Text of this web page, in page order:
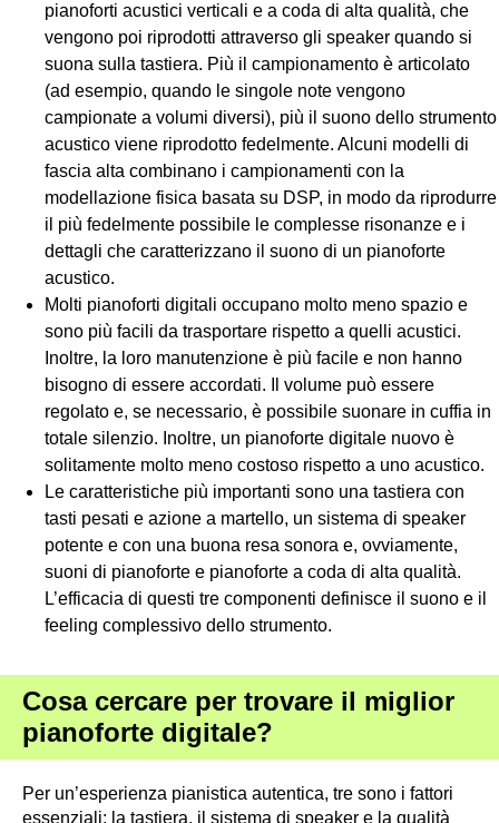
pianoforti acustici verticali e a coda di alta qualità, che
vengono poi riprodotti attraverso gli speaker quando si
suona sulla tastiera. Più il campionamento è articolato
(ad esempio, quando le singole note vengono
campionate a volumi diversi), più il suono dello strumento
acustico viene riprodotto fedelmente. Alcuni modelli di
fascia alta combinano i campionamenti con la
modellazione fisica basata su DSP, in modo da riprodurre
il più fedelmente possibile le complesse risonanze e i
dettagli che caratterizzano il suono di un pianoforte
acustico.
Molti pianoforti digitali occupano molto meno spazio e
sono più facili da trasportare rispetto a quelli acustici.
Inoltre, la loro manutenzione è più facile e non hanno
bisogno di essere accordati. Il volume può essere
regolato e, se necessario, è possibile suonare in cuffia in
totale silenzio. Inoltre, un pianoforte digitale nuovo è
solitamente molto meno costoso rispetto a uno acustico.
Le caratteristiche più importanti sono una tastiera con
tasti pesati e azione a martello, un sistema di speaker
potente e con una buona resa sonora e, ovviamente,
suoni di pianoforte e pianoforte a coda di alta qualità.
L’efficacia di questi tre componenti definisce il suono e il
feeling complessivo dello strumento.
Cosa cercare per trovare il miglior
pianoforte digitale?
Per un’esperienza pianistica autentica, tre sono i fattori
essenziali: la tastiera, il sistema di speaker e la qualità